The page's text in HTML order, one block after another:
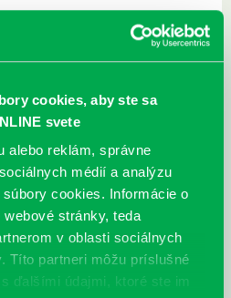
cookies, aby ste sa
svete
alebo reklám, správne
médií a analýzu
cookies. Informácie o
stránky, teda
v oblasti sociálnych
Títo partneri môžu príslušné
ďalšími údajmi, ktoré ste im